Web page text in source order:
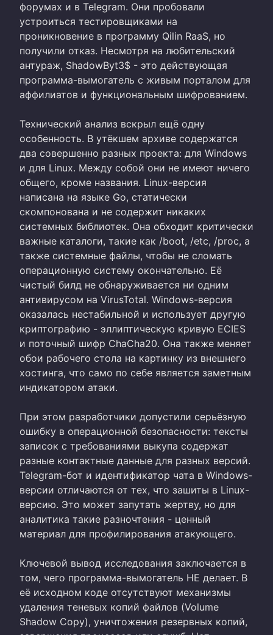
форумах и в Telegram. Они пробовали
устроиться тестировщиками на
проникновение в программу Qilin RaaS, но
получили отказ. Несмотря на любительский
антураж, ShadowByt3$ - это действующая
программа-вымогатель с живым порталом для
аффилиатов и функциональным шифрованием.
Технический анализ вскрыл ещё одну
особенность. В утёкшем архиве содержатся
два совершенно разных проекта: для Windows
и для Linux. Между собой они не имеют ничего
общего, кроме названия. Linux-версия
написана на языке Go, статически
скомпонована и не содержит никаких
системных библиотек. Она обходит критически
важные каталоги, такие как /boot, /etc, /proc, а
также системные файлы, чтобы не сломать
операционную систему окончательно. Её
чистый билд не обнаруживается ни одним
антивирусом на VirusTotal. Windows-версия
оказалась нестабильной и использует другую
криптографию - эллиптическую кривую ECIES
и поточный шифр ChaCha20. Она также меняет
обои рабочего стола на картинку из внешнего
хостинга, что само по себе является заметным
индикатором атаки.
При этом разработчики допустили серьёзную
ошибку в операционной безопасности: тексты
записок с требованиями выкупа содержат
разные контактные данные для разных версий.
Telegram-бот и идентификатор чата в Windows-
версии отличаются от тех, что зашиты в Linux-
версию. Это может запутать жертву, но для
аналитика такие разночтения - ценный
материал для профилирования атакующего.
Ключевой вывод исследования заключается в
том, чего программа-вымогатель НЕ делает. В
её исходном коде отсутствуют механизмы
удаления теневых копий файлов (Volume
Shadow Copy), уничтожения резервных копий,